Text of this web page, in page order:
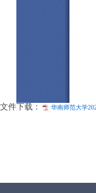
文件下载： 华南师范大学